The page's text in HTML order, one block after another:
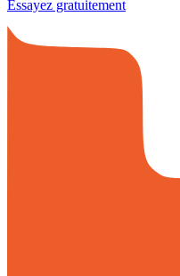
Essayez gratuitement